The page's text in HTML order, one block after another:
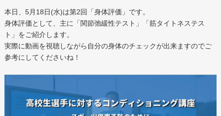
本日、5月18日(水)は第2回「身体評価」です。
身体評価として、主に「関節弛緩性テスト」「筋タイトネステス
ト」をご紹介します。
実際に動画を視聴しながら自分の身体のチェックが出来ますのでご
参考にしてくださいね！